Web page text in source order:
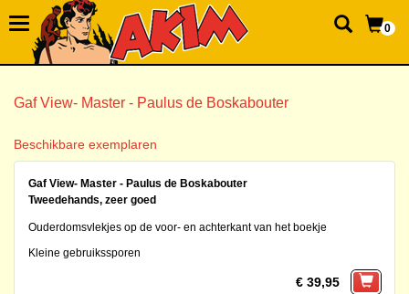
0
Gaf View- Master - Paulus de Boskabouter
Beschikbare exemplaren
Gaf View- Master - Paulus de Boskabouter
Tweedehands, zeer goed
Ouderdomsvlekjes op de voor- en achterkant van het boekje
Kleine gebruikssporen
€ 39,95